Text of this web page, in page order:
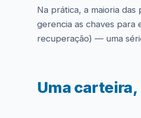
Na prática, a maioria
gerencia as chaves para
recuperação) — uma
Uma